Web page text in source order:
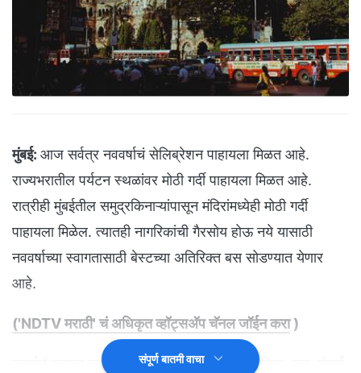
मुंबई: आज सर्वत्र नववर्षाचं सेलिब्रेशन पाहायला मिळत आहे.
राज्यभरातील पर्यटन स्थळांवर मोठी गर्दी पाहायला मिळत आहे.
रात्रीही मुंबईतील समुद्रकिनाऱ्यांपासून मंदिरांमध्येही मोठी गर्दी
पाहायला मिळेल. त्यातही नागरिकांची गैरसोय होऊ नये यासाठी
नववर्षाच्या स्वागतासाठी बेस्टच्या अतिरिक्त बस सोडण्यात येणार
आहे.
('NDTV मराठी' चं अधिकृत व्हॉट्सअ‍ॅप चॅनल जॉईन करा)
नवर्षाचं स्वागत करण्यासाठी मुंबईतील गेट वे ऑफ इंडिया, जुहू, गोराई,
संपूर्ण बातमी वाचा